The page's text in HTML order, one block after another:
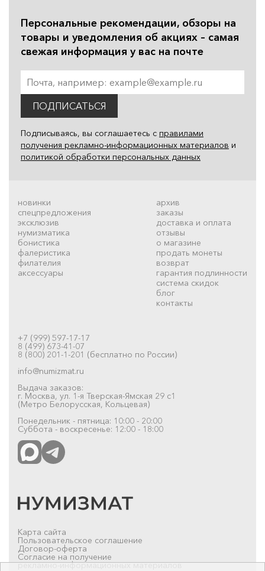
Персональные рекомендации, обзоры на
товары и уведомления об акциях – самая
свежая информация у вас на почте
ПОДПИСАТЬСЯ
Подписываясь, вы соглашаетесь с правилами
получения рекламно-информационных материалов и
политикой обработки персональных данных
новинки
спецпредложения
эксклюзив
нумизматика
бонистика
фалеристика
филателия
аксессуары
архив
заказы
доставка и оплата
отзывы
о магазине
продать монеты
возврат
гарантия подлинности
система скидок
блог
контакты
+7 (999) 597-17-17
8 (499) 673-41-07
8 (800) 201-1-201 (бесплатно по России)
info@numizmat.ru
Выдача заказов:
г. Москва, ул. 1-я Тверская-Ямская 29 с1
(Метро Белорусская, Кольцевая)
Понедельник - пятница: 10:00 - 20:00
Суббота - воскресенье: 12:00 - 18:00
Карта сайта
Пользовательское соглашение
Договор-оферта
Согласие на получение
рекламно-информационных материалов